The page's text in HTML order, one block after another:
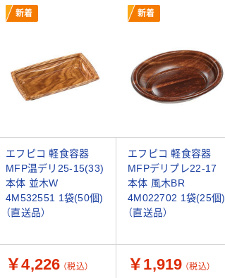
新着 新着
エフピコ 軽食容器
MFP温デリ25-15(33)
本体 並木W
4M532551 1袋(50個)
（直送品）
エフピコ 軽食容器
MFPデリプレ22-17
本体 風木BR
4M022702 1袋(25個)
（直送品）
￥4,226 （税込） ￥1,919 （税込）